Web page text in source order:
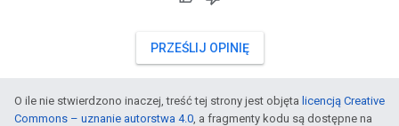
PRZEŚLIJ OPINIĘ
O ile nie stwierdzono inaczej, treść tej strony jest objęta licencją Creative
Commons – uznanie autorstwa 4.0, a fragmenty kodu są dostępne na